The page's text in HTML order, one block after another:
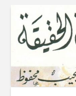
Journey
In
Books
For
2017